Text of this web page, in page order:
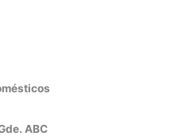
ABC